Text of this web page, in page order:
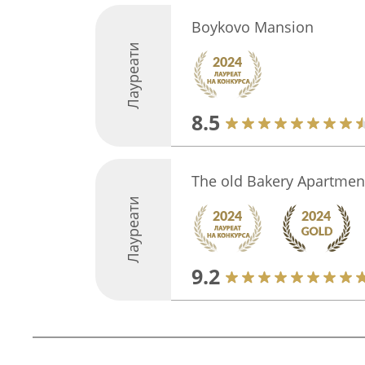
Лауреати
Boykovo Mansion
8.5
Лауреати
The old Bakery
9.2